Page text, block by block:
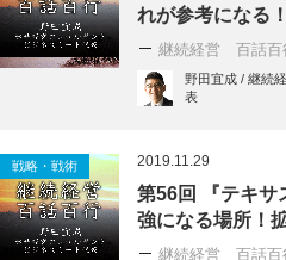
れが参考になる！
継続経営 百話百
野田宜成 / 継続
表
戦略・戦術 2019.11.29
第56回 『テキサ
強になる場所！
継続経営 百話百